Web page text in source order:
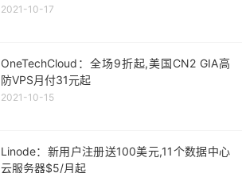
2021-10-17
OneTechCloud：全场9折起,美国CN2 GIA高
防VPS月付31元起
2021-10-15
Linode：新用户注册送100美元,11个数据中心
云服务器$5/月起